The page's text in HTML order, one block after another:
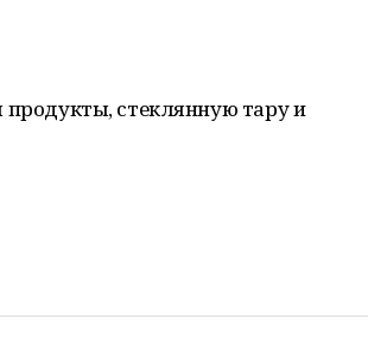
стеклянную тару и